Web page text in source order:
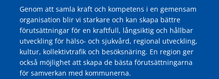
Genom att samla kraft och kompetens i en gemensam
organisation blir vi starkare och kan skapa bättre
förutsättningar för en kraftfull, långsiktig och hållbar
utveckling för hälso- och sjukvård, regional utveckling,
kultur, kollektivtrafik och besöksnäring. En region ger
också möjlighet att skapa de bästa förutsättningarna
för samverkan med kommunerna.